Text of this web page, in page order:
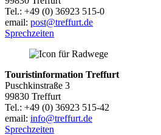
Tel.: +49 (0) 36923 515-0
email: post@treffurt.de
Sprechzeiten
Touristinformation Treffurt
Puschkinstraße 3
99830 Treffurt
Tel.: +49 (0) 36923 515-42
email: info@treffurt.de
Sprechzeiten